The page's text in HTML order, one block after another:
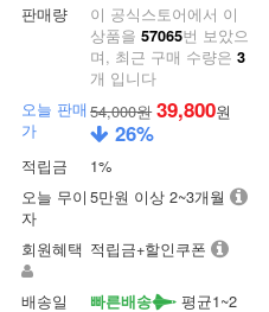
판매량
이 공식스토어에서 이
상품을57065번 보았으
며, 최근 구매 수량은3
개 입니다
오늘 판매
가
54,000원 39,800원
26%
적립금
1%
오늘 무이
자
5만원 이상 2~3개월
회원혜택 적립금+할인쿠폰
배송일 빠른배송
평균1~2